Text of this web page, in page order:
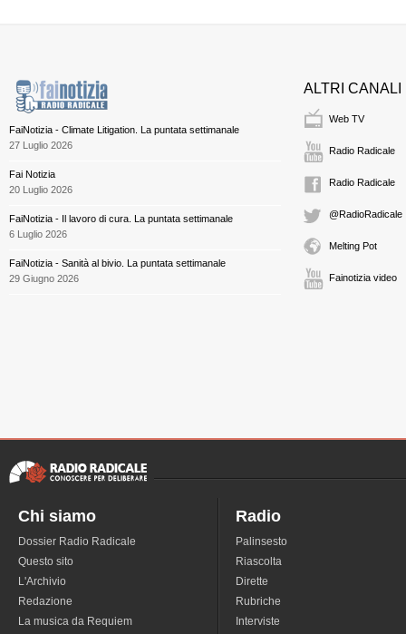
FaiNotizia - Climate Litigation. La puntata settimanale
27 Luglio 2026
Fai Notizia
20 Luglio 2026
FaiNotizia - Il lavoro di cura. La puntata settimanale
6 Luglio 2026
FaiNotizia - Sanità al bivio. La puntata settimanale
29 Giugno 2026
ALTRI CANALI
Web TV
Radio Radicale
Radio Radicale
@RadioRadicale
Melting Pot
Fainotizia video
Chi siamo
Dossier Radio Radicale
Questo sito
L'Archivio
Redazione
La musica da Requiem
Radio
Palinsesto
Riascolta
Dirette
Rubriche
Interviste